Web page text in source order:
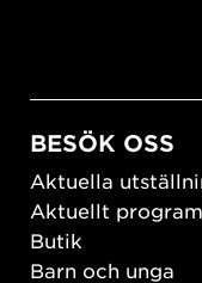
BESÖK OSS
Aktuella
Aktuellt program
Butik
Barn och unga